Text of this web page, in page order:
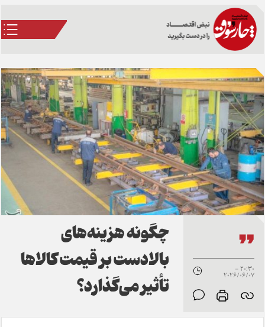
20:30 -
2026/06/07
چگونه هزینه‌های
بالادست بر قیمت کالاها
تأثیر می‌گذارد؟